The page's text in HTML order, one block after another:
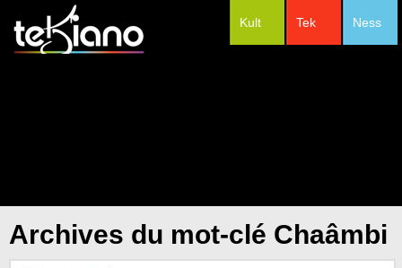
Ness
Tek
Kult
Archives du mot-clé Chaâmbi